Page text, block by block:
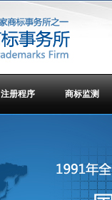
注册程序 商标监测